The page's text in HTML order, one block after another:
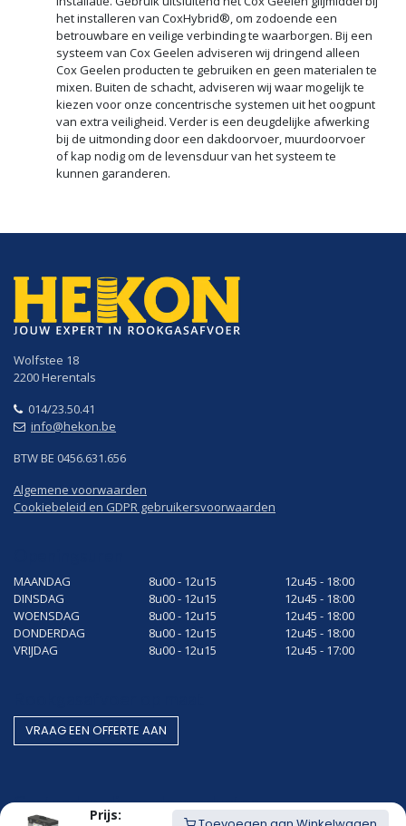
Prijs:
het installeren van CoxHybrid®, om zodoende een
betrouwbare en veilige verbinding te waarborgen. Bij een
systeem van Cox Geelen adviseren wij dringend alleen
Cox Geelen producten te gebruiken en geen materialen te
mixen. Buiten de schacht, adviseren wij waar mogelijk te
kiezen voor onze concentrische systemen uit het oogpunt
van extra veiligheid. Verder is een deugdelijke afwerking
bij de uitmonding door een dakdoorvoer, muurdoorvoer
of kap nodig om de levensduur van het systeem te
kunnen garanderen.
Wolfstee 18
2200 Herentals
014/23.50.41
info@hekon.be
BTW BE 0456.631.656
Algemene voorwaarden
Cookiebeleid en GDPR gebruikersvoorwaarden
MAANDAG
DINSDAG
WOENSDAG
DONDERDAG
VRIJDAG
8u00 - 12u15
8u00 - 12u15
8u00 - 12u15
8u00 - 12u15
8u00 - 12u15
12u45 - 18:00
12u45 - 18:00
12u45 - 18:00
12u45 - 18:00
12u45 - 17:00
VRAAG EEN OF​​​​FERTE AAN
Gestandaardiseerde producten